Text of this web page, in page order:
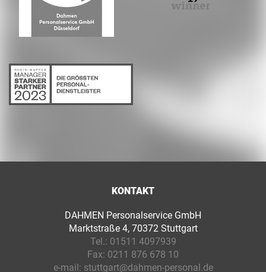
KONTAKT
DAHMEN Personalservice GmbH
Marktstraße 4, 70372 Stuttgart
Tel.: 01511 4097939
Fax: 0211 876 678 10
e-mail: stuttgart@dahmen-personal.de